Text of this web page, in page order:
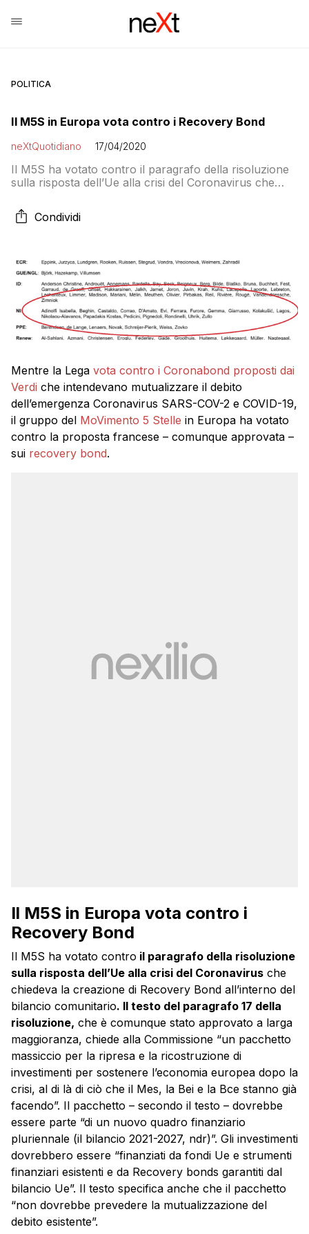
POLITICA
Il M5S in Europa vota contro i Recovery Bond
neXtQuotidiano 17/04/2020
Il M5S ha votato contro il paragrafo della risoluzione
sulla risposta dell’Ue alla crisi del Coronavirus che
bilancio comunitario. Il testo del paragrafo 17 della
risoluzione, che è comunque stato approvato a larga
investimenti per sostenere l’economia europea dopo la
crisi”
Condividi
Mentre la Lega vota contro i Coronabond proposti dai
Verdi che intendevano mutualizzare il debito
dell’emergenza Coronavirus SARS-COV-2 e COVID-19,
il gruppo del MoVimento 5 Stelle in Europa ha votato
contro la proposta francese – comunque approvata –
sui recovery bond.
Il M5S in Europa vota contro i
Recovery Bond
Il M5S ha votato contro il paragrafo della risoluzione
sulla risposta dell’Ue alla crisi del Coronavirus che
chiedeva la creazione di Recovery Bond all’interno del
bilancio comunitario. Il testo del paragrafo 17 della
risoluzione, che è comunque stato approvato a larga
maggioranza, chiede alla Commissione “un pacchetto
massiccio per la ripresa e la ricostruzione di
investimenti per sostenere l’economia europea dopo la
crisi, al di là di ciò che il Mes, la Bei e la Bce stanno già
facendo”. Il pacchetto – secondo il testo – dovrebbe
essere parte “di un nuovo quadro finanziario
pluriennale (il bilancio 2021-2027, ndr)”. Gli investimenti
dovrebbero essere “finanziati da fondi Ue e strumenti
finanziari esistenti e da Recovery bonds garantiti dal
bilancio Ue”. Il testo specifica anche che il pacchetto
“non dovrebbe prevedere la mutualizzazione del
debito esistente”.